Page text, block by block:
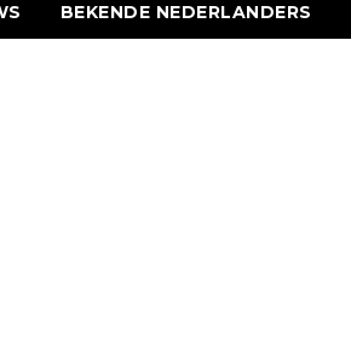
BEKENDE NEDERLANDERS